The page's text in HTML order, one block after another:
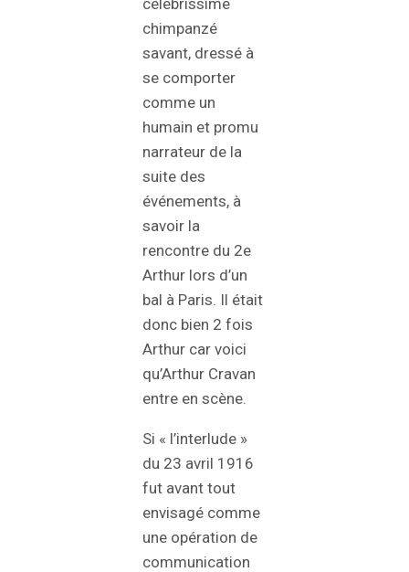
chimpanzé
savant, dressé à
se comporter
comme un
humain et promu
narrateur de la
suite des
événements, à
savoir la
rencontre du 2e
Arthur lors d’un
bal à Paris. Il était
donc bien 2 fois
Arthur car voici
qu’Arthur Cravan
entre en scène.
Si « l’interlude »
du 23 avril 1916
fut avant tout
envisagé comme
une opération de
communication